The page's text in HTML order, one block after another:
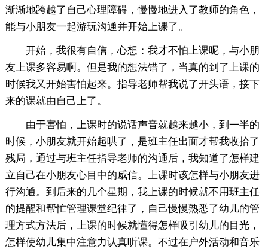
渐渐地跨越了自己心理障碍，慢慢地进入了教师的角色，
能与小朋友一起游玩沟通并开始上课了。
开始，我很有自信，心想：我才不怕上课呢，与小朋
友上课多容易啊。但是我的想法错了，当真的到了上课的
时候我又开始害怕起来。指导老师帮我说了开头语，接下
来的课就由自己上了。
由于害怕，上课时的说话声音就越来越小，到一半的
时候，小朋友就开始起哄了，是班主任出面才帮我收拾了
残局，通过与班主任指导老师的沟通后，我知道了怎样建
立自己在小朋友心目中的威信。上课时该怎样与小朋友进
行沟通。到后来的几个星期，我上课的时候就不用班主任
的提醒和帮忙管理课堂纪律了，自己慢慢熟悉了幼儿的管
理方式方法后，上课的时候就懂得怎样吸引幼儿的目光，
怎样使幼儿集中注意力认真听课。不过在户外活动和音乐